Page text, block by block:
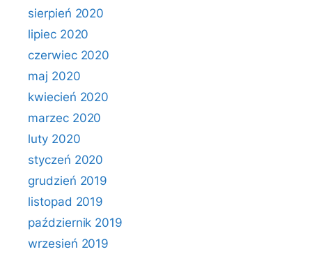
sierpień 2020
lipiec 2020
czerwiec 2020
maj 2020
kwiecień 2020
marzec 2020
luty 2020
styczeń 2020
grudzień 2019
listopad 2019
październik 2019
wrzesień 2019